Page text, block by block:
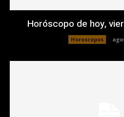
Horóscopo de hoy,
Horoscopos